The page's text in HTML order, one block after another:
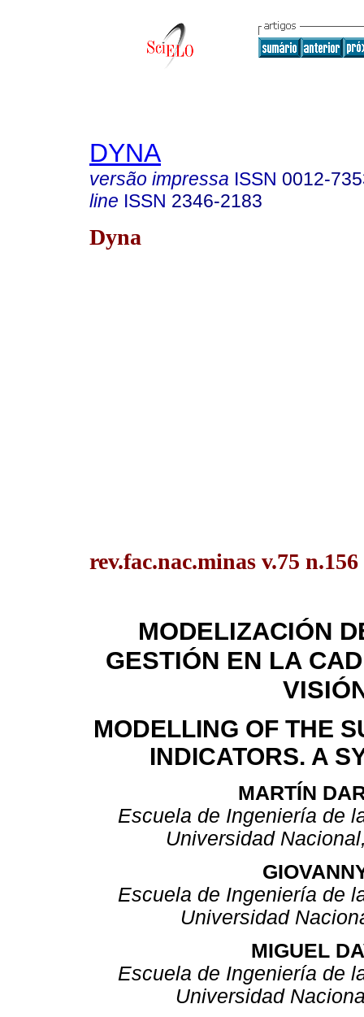
DYNA
versão impressa ISSN 0012-
line ISSN 2346-2183
Dyna
rev.fac.nac.minas v.75
MODELIZACIÓN
GESTIÓN EN LA
MODELLING OF THE
INDICATORS. A
MARTÍN
Escuela de Ingeniería de
Universidad
Escuela de Ingeniería de
Universidad
MIGUEL
Escuela de Ingeniería de
Universidad